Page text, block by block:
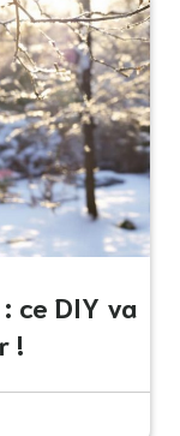
ce DIY va
!